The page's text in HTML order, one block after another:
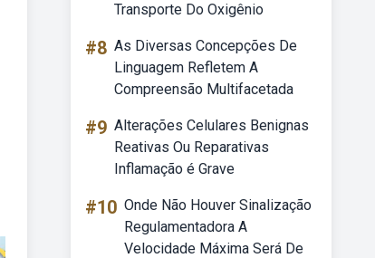
Transporte Do Oxigênio
#8 As Diversas Concepções De
Linguagem Refletem A
Compreensão Multifacetada
#9 Alterações Celulares Benignas
Reativas Ou Reparativas
Inflamação é Grave
#10 Onde Não Houver Sinalização
Regulamentadora A
Velocidade Máxima Será De